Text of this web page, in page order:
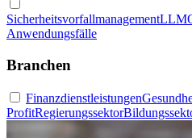
Sicherheitsvorfallmanagement
Anwendungsfälle
Branchen
Finanzdienstleistungen
ProfitRegierungssektor